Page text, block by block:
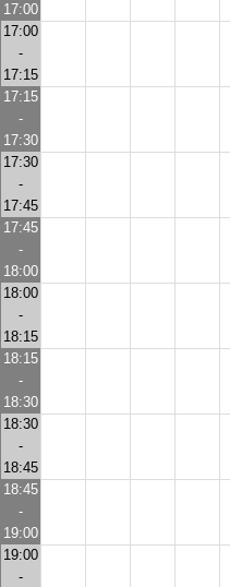
17:00
17:00
-
17:15
17:15
-
17:30
17:30
-
17:45
17:45
-
18:00
18:00
-
18:15
18:15
-
18:30
18:30
-
18:45
18:45
-
19:00
19:00
-